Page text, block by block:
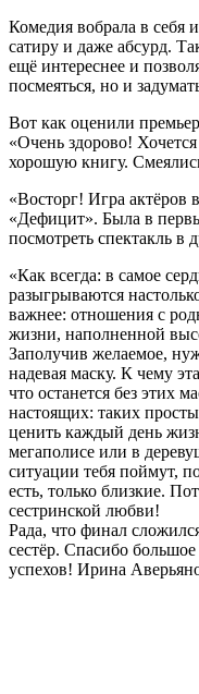
Комедия вобрала в себя
сатиру и даже абсурд.
ещё интереснее и
посмеяться, но и
Вот как оценили
«Очень здорово!
хорошую книгу.
«Восторг! Игра
«Дефицит». Была в
посмотреть спектакль в
«Как всегда: в самое
разыгрываются
важнее: отношения с
жизни, наполненной
Заполучив желаемое,
надевая маску. К чему
что останется без этих
настоящих: таких
ценить каждый день
мегаполисе или в
ситуации тебя поймут,
есть, только близкие.
сестринской любви!
Рада, что финал
сестёр. Спасибо
успехов! Ирина